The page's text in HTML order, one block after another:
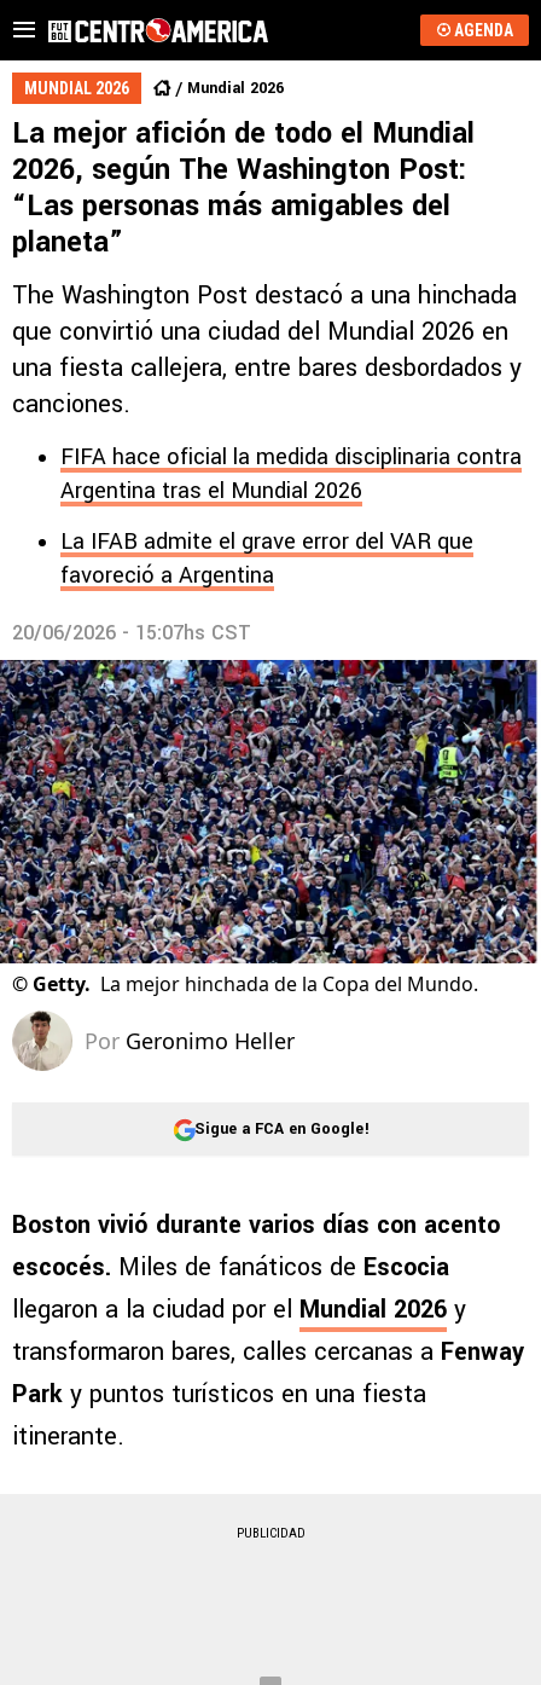
AGENDA
MUNDIAL 2026 Mundial 2026
La mejor afición de todo el Mundial
2026, según The Washington Post:
“Las personas más amigables del
planeta”
The Washington Post destacó a una hinchada
que convirtió una ciudad del Mundial 2026 en
una fiesta callejera, entre bares desbordados y
canciones.
FIFA hace oficial la medida disciplinaria contra
Argentina tras el Mundial 2026
La IFAB admite el grave error del VAR que
favoreció a Argentina
20/06/2026 - 15:07hs CST
© Getty. La mejor hinchada de la Copa del Mundo.
Por Geronimo Heller
Sigue a FCA en Google!
Boston vivió durante varios días con acento
escocés. Miles de fanáticos de Escocia
llegaron a la ciudad por el Mundial 2026 y
transformaron bares, calles cercanas a Fenway
Park y puntos turísticos en una fiesta
itinerante.
PUBLICIDAD